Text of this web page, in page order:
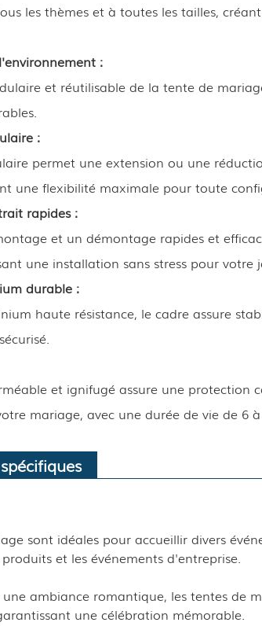
les thèmes et à toutes les tailles,
:
et réutilisable de la tente de
:
permet une extension ou une
une flexibilité maximale pour toute
rapides :
et un démontage rapides et
une installation sans stress pour votre
durable :
haute résistance, le cadre assure
et ignifugé assure une
mariage, avec une durée de vie de 6
sont idéales pour accueillir divers
et les événements d'entreprise.
ambiance romantique, les tentes de
une célébration mémorable.